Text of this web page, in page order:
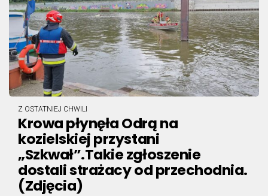
Z OSTATNIEJ CHWILI
Krowa płynęła Odrą na
kozielskiej przystani
„Szkwał”.Takie zgłoszenie
dostali strażacy od przechodnia.
(Zdjęcia)